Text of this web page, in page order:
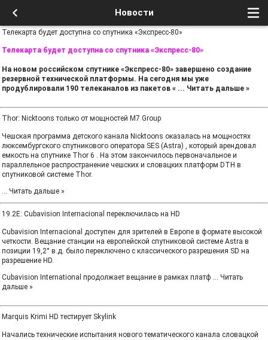
Новости
Телекарта будет доступна со спутника «Экспресс-80»
Телекарта будет доступна со спутника «Экспресс-80»
На новом российском спутнике «Экспресс-80» завершено создание
резервной технической платформы. На сегодня мы уже
продублировали 190 телеканалов из пакетов « ... Читать дальше »
Thor: Nicktoons только от мощностей M7 Group
Чешская программа детского канала Nicktoons оказалась на мощностях
люксембургского спутникового оператора SES (Astra) , который арендовал
емкость на спутнике Thor 6 . На этом закончилось первоначальное и
параллельное распространение чешских и словацких платформ DTH в
спутниковой системе Thor.
... Читать дальше »
19.2E: Cubavision Internacional переключилась на HD
Cubavision Internacional доступен для зрителей в Европе в формате высокой
четкости. Вещание станции на европейской спутниковой системе Astra в
позиции 19,2° в.д. было переключено с классического разрешения SD на
разрешение HD.
Cubavision International продолжает вещание в рамках платф ... Читать
дальше »
Marquis Krimi HD тестирует Skylink
Начались технические испытания нового тематического канала словацкой